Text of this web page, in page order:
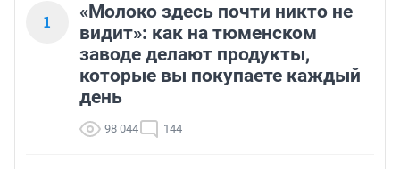
1
«Молоко здесь почти никто не
видит»: как на тюменском
заводе делают продукты,
которые вы покупаете каждый
день
98 044 144